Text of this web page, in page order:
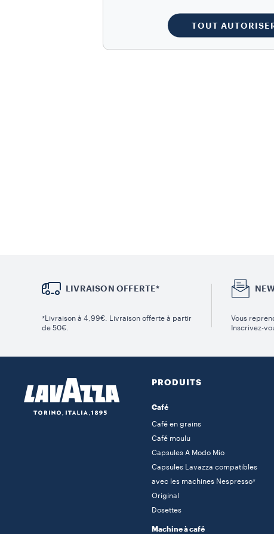
LIVRAISON OFFERTE*
*Livraison à 4,99€. Livraison offerte à partir
de 50€.
Vous
Inscrivez-
PRODUITS
Café
Café en grains
Café moulu
Capsules A Modo Mio
Capsules Lavazza compatibles
avec les machines Nespresso*
Original
Dosettes
Machine à café
TOUT